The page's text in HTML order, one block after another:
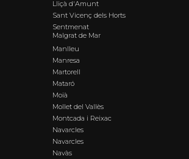
Lliçà d'Amunt
Sant Vicenç dels Horts
Sentmenat
Malgrat de Mar
Manlleu
Manresa
Martorell
Mataró
Moià
Mollet del Vallès
Montcada i Reixac
Navarcles
Navarcles
Navàs